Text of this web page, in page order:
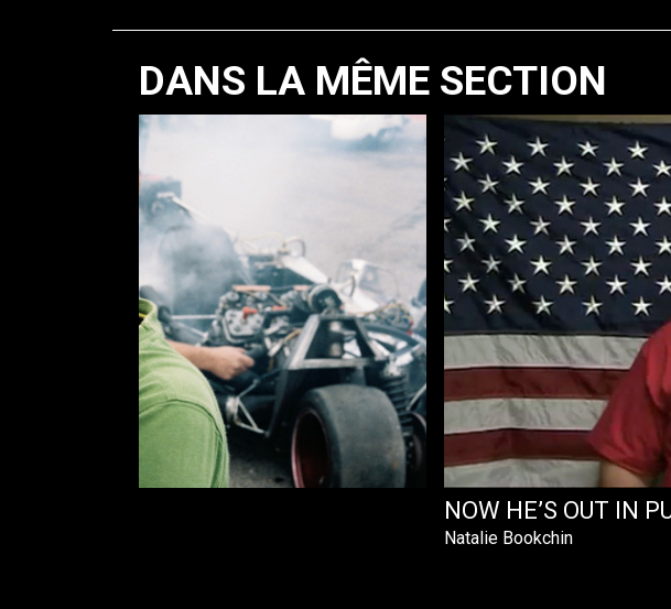
DANS LA MÊME SECTION
NOW HE’S OUT IN
Natalie Bookchin